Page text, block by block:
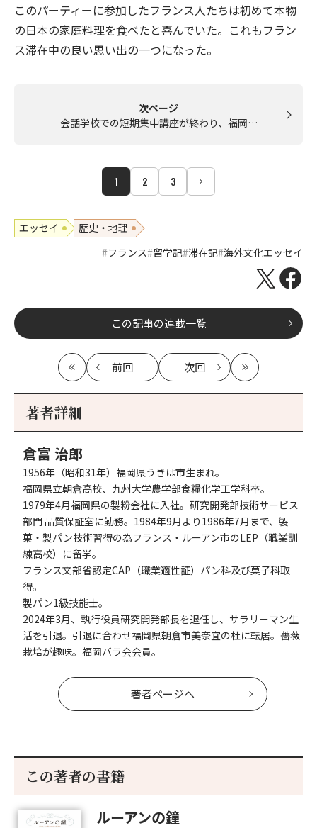
このパーティーに参加したフランス人たちは初めて本物
の日本の家庭料理を食べたと喜んでいた。これもフラン
ス滞在中の良い思い出の一つになった。
次ページ
会話学校での短期集中講座が終わり、福岡…
1 2 3
エッセイ
歴史・地理
フランス 留学記 滞在記 海外文化エッセイ
この記事の連載一覧
最
初
前回
記
次回
記
最
新
著者詳細
倉富 治郎
1956年（昭和31年）福岡県うきは市生まれ。
福岡県立朝倉高校、九州大学農学部食糧化学工学科卒。
1979年4月福岡県の製粉会社に入社。研究開発部技術サービス
部門 品質保証室に勤務。1984年9月より1986年7月まで、製
菓・製パン技術習得の為フランス・ルーアン市のLEP（職業訓
練高校）に留学。
フランス文部省認定CAP（職業適性証）パン科及び菓子科取
得。
製パン1級技能士。
2024年3月、執行役員研究開発部長を退任し、サラリーマン生
活を引退。引退に合わせ福岡県朝倉市美奈宜の杜に転居。薔薇
栽培が趣味。福岡バラ会会員。
著者ページへ
この著者の書籍
ルーアンの鐘